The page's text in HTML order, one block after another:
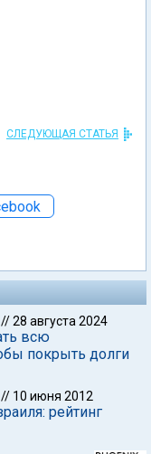
СЛЕДУЮЩАЯ СТАТЬЯ
//28 августа 2024
всю
покрыть долги
// 10 июня 2012
рейтинг